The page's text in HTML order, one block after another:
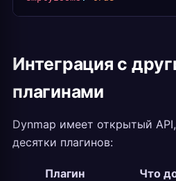
Интеграция с
плагинами
Dynmap имеет открытый
десятки плагинов:
Плагин
Что